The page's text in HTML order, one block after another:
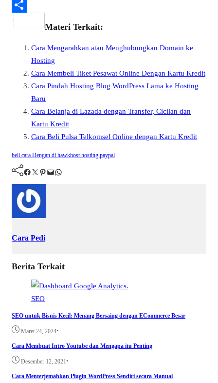
e
bt
h
a
L
i
a
e
Materi Terkait:
Cara Mengarahkan atau Menghubungkan Domain ke
Hosting
Cara Membeli Tiket Pesawat Online Dengan Kartu Kredit
Cara Pindah Hosting Blog WordPress Lama ke Hosting
Baru
Cara Belanja di Lazada dengan Transfer, Cicilan dan
Kartu Kredit
Cara Beli Pulsa Telkomsel Online dengan Kartu Kredit
beli cara Dengan di hawkhosthosting paypal
Facebook Twitter Pinterest Mail WhatsApp
Cara Pedi
Berita Terkait
SEO
SEO untuk Bisnis Kecil: Menang Bersaing dengan ECommerce Besar
Maret 24, 2024•
Cara Membuat Intro Youtube dan Mengapa itu Penting
Desember 12, 2021•
Cara Menterjemahkan Plugin WordPress Sendiri secara Manual